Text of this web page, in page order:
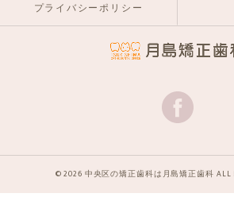
プライバシーポリシー
© 2026 中央区の矯正歯科は月島矯正歯科 ALL